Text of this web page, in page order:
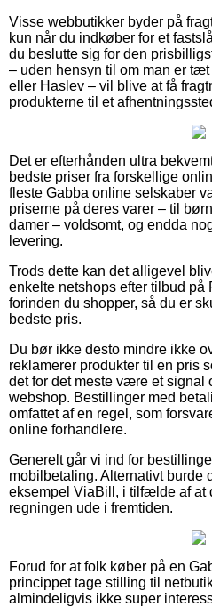
Visse webbutikker byder på
kun når du indkøber for et
du beslutte sig for den
– uden hensyn til om man er
eller Haslev – vil blive at få
produkterne til et
Det er efterhånden ultra
bedste priser fra forskellige
fleste Gabba online selskaber
priserne på deres varer – til
damer – voldsomt, og endda
levering.
Trods dette kan det alligevel
enkelte netshops efter tilbud på
forinden du shopper, så du er
bedste pris.
Du bør ikke desto mindre ikke
reklamerer produkter til en pris
det for det meste være et signal
webshop. Bestillinger med
omfattet af en regel, som
online forhandlere.
Generelt går vi ind for
mobilbetaling. Alternativt burde
eksempel ViaBill, i tilfælde af
regningen ude i fremtiden.
Forud for at folk køber på en
princippet tage stilling til
almindeligvis ikke super